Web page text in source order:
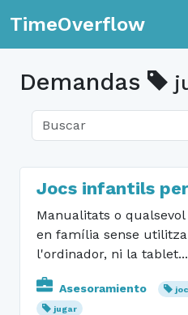
TimeOverflow
Demandas
Jocs infantils
Manualitats o
en família sense
l'ordinador, ni la
Asesoramiento
jugar